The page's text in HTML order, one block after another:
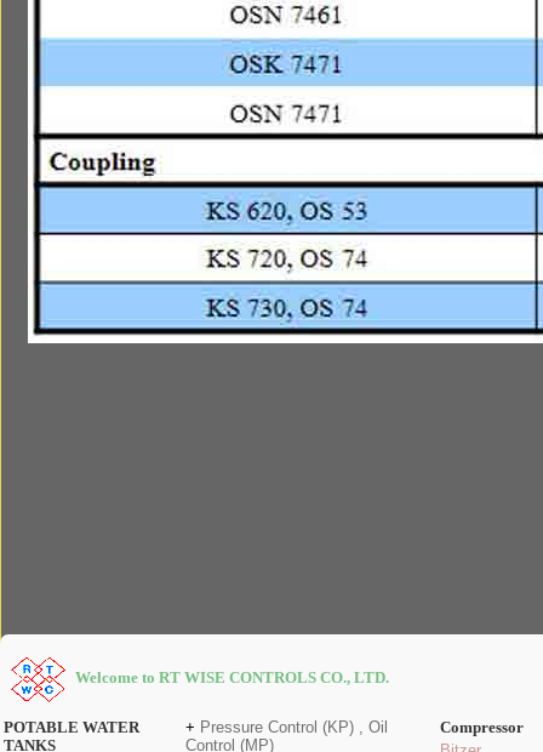
POTABLE WATER
TANKS
+ Pressure Control (KP) , Oil
Control (MP)
Compressor
Welcome to RT WISE CONTROLS CO., LTD.